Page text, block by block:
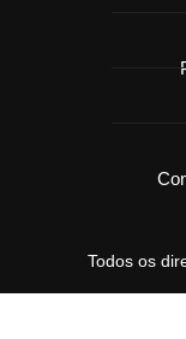
Todos os